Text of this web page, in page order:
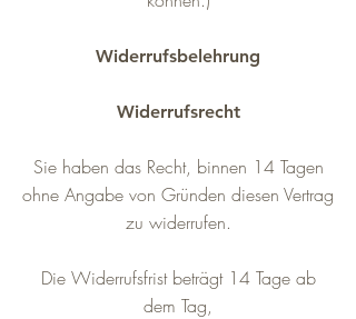
Widerrufsbelehrung
Widerrufsrecht
Sie haben das Recht, binnen 14 Tagen
ohne Angabe von Gründen diesen Vertrag
zu widerrufen.
Die Widerrufsfrist beträgt 14 Tage ab
dem Tag,